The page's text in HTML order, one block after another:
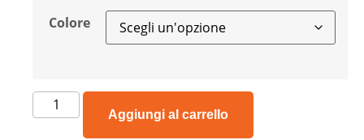
Colore
Aggiungi al carrello